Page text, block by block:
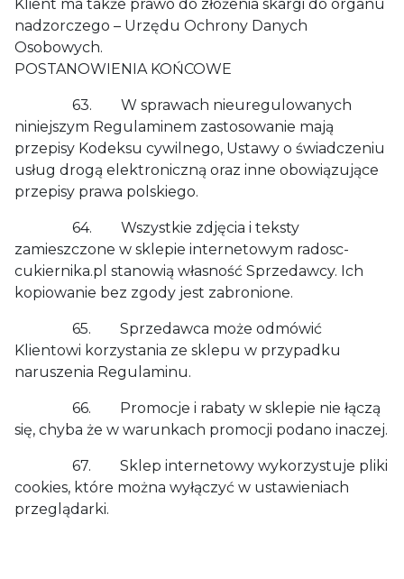
Klient ma także prawo do złożenia skargi do organu
nadzorczego – Urzędu Ochrony Danych
Osobowych.
POSTANOWIENIA KOŃCOWE
63. W sprawach nieuregulowanych
niniejszym Regulaminem zastosowanie mają
przepisy Kodeksu cywilnego, Ustawy o świadczeniu
usług drogą elektroniczną oraz inne obowiązujące
przepisy prawa polskiego.
64. Wszystkie zdjęcia i teksty
zamieszczone w sklepie internetowym radosc-
cukiernika.pl stanowią własność Sprzedawcy. Ich
kopiowanie bez zgody jest zabronione.
65. Sprzedawca może odmówić
Klientowi korzystania ze sklepu w przypadku
naruszenia Regulaminu.
66. Promocje i rabaty w sklepie nie łączą
się, chyba że w warunkach promocji podano inaczej.
67. Sklep internetowy wykorzystuje pliki
cookies, które można wyłączyć w ustawieniach
przeglądarki.